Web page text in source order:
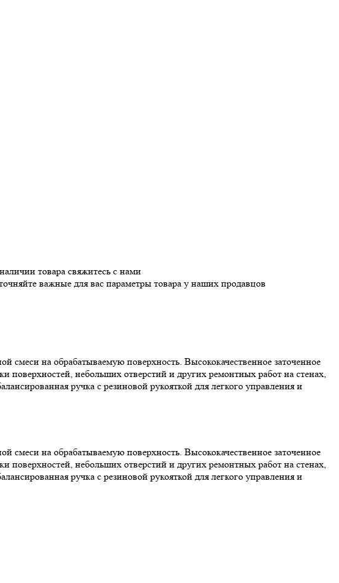
товара свяжитесь с нами
важные для вас параметры товара у наших продавцов
смеси на обрабатываемую поверхность. Высококачественное заточенное
небольших отверстий и других ремонтных работ на стенах,
ручка с резиновой рукояткой для легкого управления и
смеси на обрабатываемую поверхность. Высококачественное заточенное
небольших отверстий и других ремонтных работ на стенах,
ручка с резиновой рукояткой для легкого управления и